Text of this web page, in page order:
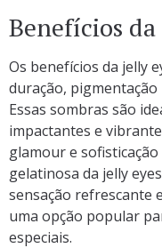
Benefícios
Os benefícios da jelly
duração,
Essas sombras são
impactantes e
glamour e
gelatinosa da jelly
sensação refrescante
uma opção popular
especiais.